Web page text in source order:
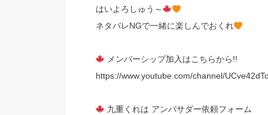
はいよろしゅう～
ネタバレNGで一緒に楽しんでおくれ
メンバーシップ加入はこちらから!!
https://www.youtube.com/channel/
九重くれは アンバサダー依頼フォーム